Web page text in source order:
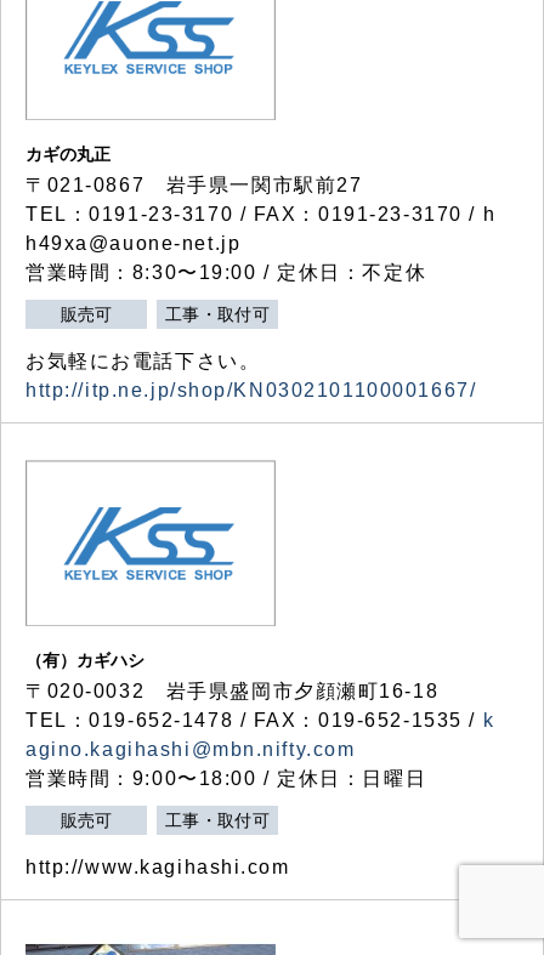
カギの丸正
〒021-0867 岩手県一関市駅前27
TEL：0191-23-3170 / FAX：0191-23-3170 / h
h49xa@auone-net.jp
営業時間：8:30〜19:00 / 定休日：不定休
販売可 工事・取付可
お気軽にお電話下さい。
http://itp.ne.jp/shop/KN0302101100001667/
（有）カギハシ
〒020-0032 岩手県盛岡市夕顔瀬町16-18
TEL：019-652-1478 / FAX：019-652-1535 / k
agino.kagihashi@mbn.nifty.com
営業時間：9:00〜18:00 / 定休日：日曜日
販売可 工事・取付可
http://www.kagihashi.com